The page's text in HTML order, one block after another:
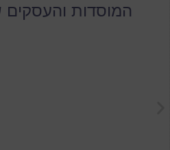
המוסדות והעסקים